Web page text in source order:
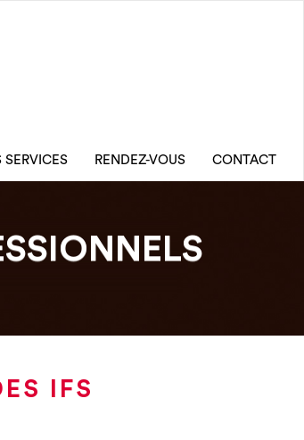
SERVICES RENDEZ-VOUS CONTACT
IFS